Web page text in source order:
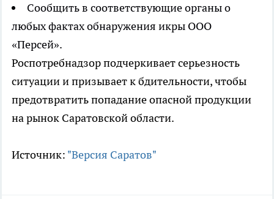
Сообщить в соответствующие органы о
любых фактах обнаружения икры ООО
«Персей».
Роспотребнадзор подчеркивает серьезность
ситуации и призывает к бдительности, чтобы
предотвратить попадание опасной продукции
на рынок Саратовской области.
Источник: "Версия Саратов"